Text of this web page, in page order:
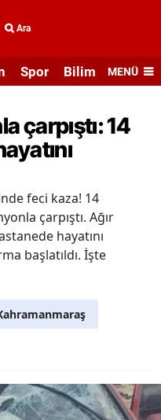
Ara
Spor Bilim veMENÜ
çarpıştı: 14
feci kaza! 14
çarpıştı. Ağır
hayatını
başlatıldı. İşte